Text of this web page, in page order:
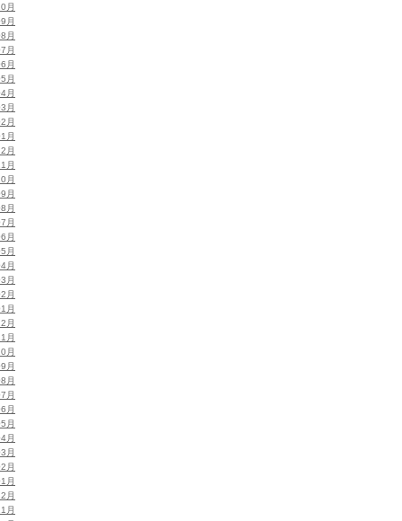
月
月
月
月
月
月
月
月
月
月
月
月
月
月
月
月
月
月
月
月
月
月
月
月
月
月
月
月
月
月
月
月
月
月
月
月